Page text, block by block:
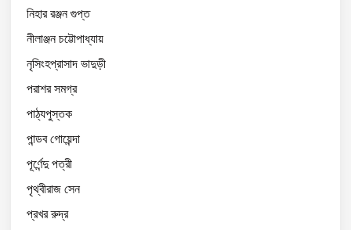
নিহার রঞ্জন গুপ্ত
নীলাঞ্জন চট্টোপাধ্যায়
নৃসিংহপ্রাসাদ ভাদুড়ী
পরাশর সমগ্র
পাঠ্যপুস্তক
পান্ডব গোয়েন্দা
পূর্ণেন্দু পত্রী
পৃথ্বীরাজ সেন
প্রখর রুদ্র